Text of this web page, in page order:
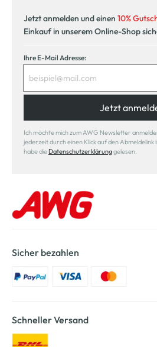
Jetzt anmelden und einen 10%
Einkauf in unserem Online-Shop
Ihre E-Mail Adresse:
Jetzt
Ich möchte mich zum AWG Newsletter
jederzeit durch einen Klick auf den
habe die Datenschutzerklärunggelesen.
Sicher bezahlen
Schneller Versand